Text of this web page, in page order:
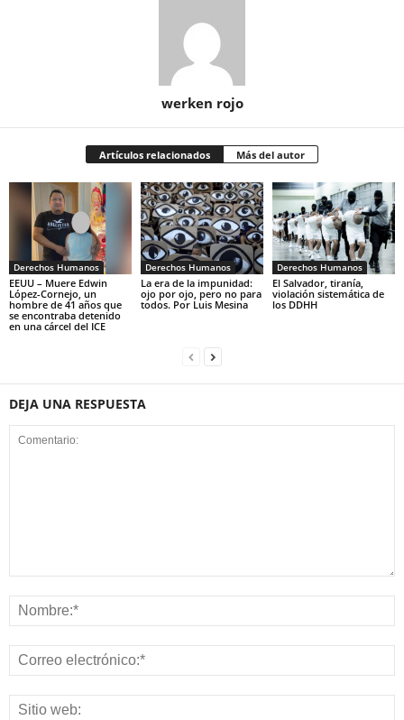
werken rojo
Artículos relacionados Más del autor
Derechos Humanos
EEUU – Muere Edwin
López-Cornejo, un
hombre de 41 años que
se encontraba detenido
en una cárcel del ICE
Derechos Humanos
La era de la impunidad:
ojo por ojo, pero no para
todos. Por Luis Mesina
Derechos Humanos
El Salvador, tiranía,
violación sistemática de
los DDHH
DEJA UNA RESPUESTA